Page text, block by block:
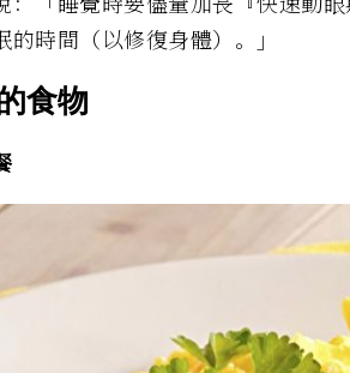
的時間（以修復身體）。」
食物